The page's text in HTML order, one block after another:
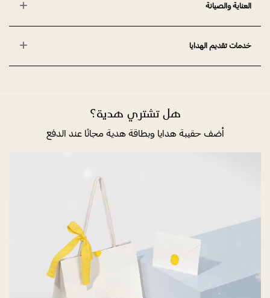
العناية والصيانة
خدمات تقديم الهدايا
هل تشتري هدية؟
أضف حقيبة هدايا وبطاقة هدية مجانًا عند الدفع